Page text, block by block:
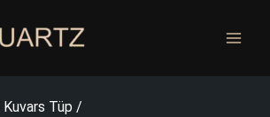
Kuvars Tüp /